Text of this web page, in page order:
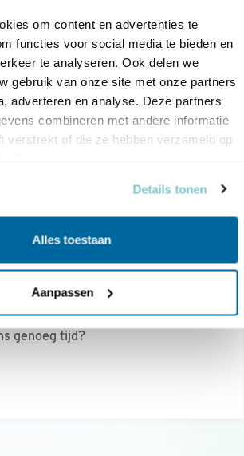
om content en advertenties te
functies voor social media te bieden en
te analyseren. Ook delen we
gebruik van onze site met onze partners
adverteren en analyse. Deze partners
combineren met andere informatie
verstrekt of die ze hebben verzameld op
Details tonen
Alles toestaan
Aanpassen
in de praktijk
uit Eem- en Amstelland. Kopen
genoeg tijd?